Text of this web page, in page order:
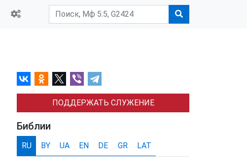
ПОДДЕРЖАТЬ СЛУЖЕНИЕ
Библии
RU BY UA EN DE GR LAT